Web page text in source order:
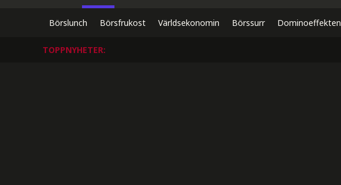
Börslunch Börsfrukost Världsekonomin Börssurr Dominoeffekten
TOPPNYHETER: